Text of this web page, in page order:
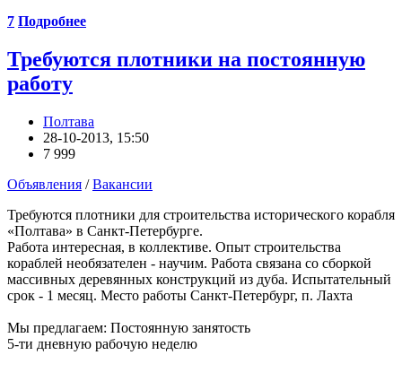
7 Подробнее
Требуются плотники на постоянную
работу
Полтава
28-10-2013, 15:50
7 999
Объявления /Вакансии
Требуются плотники для строительства исторического корабля
«Полтава» в Санкт-Петербурге.
Работа интересная, в коллективе. Опыт строительства
кораблей необязателен - научим. Работа связана со сборкой
массивных деревянных конструкций из дуба. Испытательный
срок - 1 месяц. Место работы Санкт-Петербург, п. Лахта
Мы предлагаем: Постоянную занятость
5-ти дневную рабочую неделю